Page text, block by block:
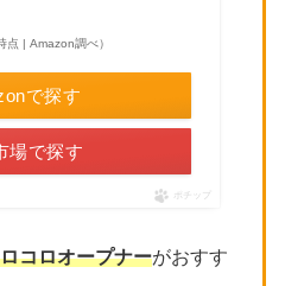
点 | Amazon調べ）
で探す
場で探す
ポチップ
コロオープナーがおすす